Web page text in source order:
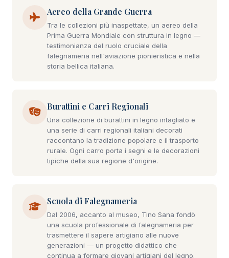
Aereo della Grande Guerra
Tra le collezioni più inaspettate, un aereo della
Prima Guerra Mondiale con struttura in legno —
testimonianza del ruolo cruciale della
falegnameria nell'aviazione pionieristica e nella
storia bellica italiana.
Burattini e Carri Regionali
Una collezione di burattini in legno intagliato e
una serie di carri regionali italiani decorati
raccontano la tradizione popolare e il trasporto
rurale. Ogni carro porta i segni e le decorazioni
tipiche della sua regione d'origine.
Scuola di Falegnameria
Dal 2006, accanto al museo, Tino Sana fondò
una scuola professionale di falegnameria per
trasmettere il sapere artigiano alle nuove
generazioni — un progetto didattico che
continua a formare giovani artigiani del legno.